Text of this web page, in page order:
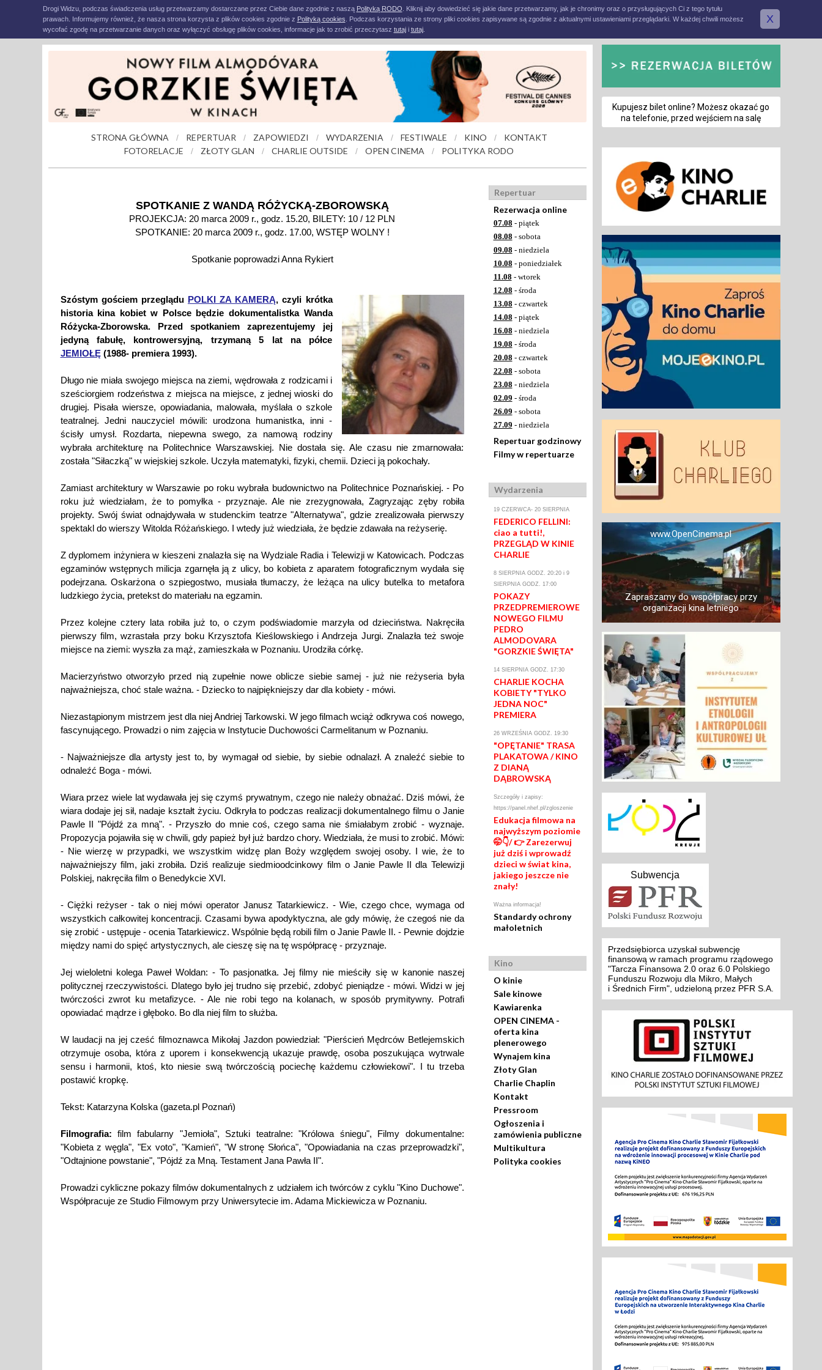
Drogi Widzu, podczas świadczenia usług przetwarzamy dostarczane przez Ciebie dane zgodnie z naszą Polityką RODO . Kliknij aby dowiedzieć się jakie dane przetwarzamy, jak je chronimy oraz o przysługujących Ci z tego tytułu
prawach. Informujemy również, że nasza strona korzysta z plików cookies zgodnie z Polityką cookies . Podczas korzystania ze strony pliki cookies zapisywane są zgodnie z aktualnymi ustawieniami przeglądarki. W każdej chwili możesz
wycofać zgodę na przetwarzanie danych oraz wyłączyć obsługę plików cookies, informacje jak to zrobić przeczytasz tutaji tutaj.
X
STRONA GŁÓWNA / REPERTUAR / ZAPOWIEDZI / WYDARZENIA / FESTIWALE / KINO /
KONTAKT
FOTORELACJE
/ ZŁOTY GLAN / CHARLIE OUTSIDE / OPEN CINEMA / POLITYKA RODO
SPOTKANIE Z WANDĄ RÓŻYCKĄ-ZBOROWSKĄ
PROJEKCJA: 20 marca 2009 r., godz. 15.20, BILETY: 10 / 12 PLN
SPOTKANIE: 20 marca 2009 r., godz. 17.00, WSTĘP WOLNY !
Spotkanie poprowadzi Anna Rykiert
Szóstym gościem przeglądu POLKI ZA KAMERĄ, czyli krótka
historia kina kobiet w Polsce będzie dokumentalistka Wanda
Różycka-Zborowska. Przed spotkaniem zaprezentujemy jej
jedyną fabułę, kontrowersyjną, trzymaną 5 lat na półce
JEMIOŁĘ(1988- premiera 1993).
Długo nie miała swojego miejsca na ziemi, wędrowała z rodzicami i
sześciorgiem rodzeństwa z miejsca na miejsce, z jednej wioski do
drugiej. Pisała wiersze, opowiadania, malowała, myślała o szkole
teatralnej. Jedni nauczyciel mówili: urodzona humanistka, inni -
ścisły umysł. Rozdarta, niepewna swego, za namową rodziny
wybrała architekturę na Politechnice Warszawskiej. Nie dostała się. Ale czasu nie zmarnowała:
została "Siłaczką" w wiejskiej szkole. Uczyła matematyki, fizyki, chemii. Dzieci ją pokochały.
Zamiast architektury w Warszawie po roku wybrała budownictwo na Politechnice Poznańskiej. - Po
roku już wiedziałam, że to pomyłka - przyznaje. Ale nie zrezygnowała, Zagryzając zęby robiła
projekty. Swój świat odnajdywała w studenckim teatrze "Alternatywa", gdzie zrealizowała pierwszy
spektakl do wierszy Witolda Różańskiego. I wtedy już wiedziała, że będzie zdawała na reżyserię.
Z dyplomem inżyniera w kieszeni znalazła się na Wydziale Radia i Telewizji w Katowicach. Podczas
egzaminów wstępnych milicja zgarnęła ją z ulicy, bo kobieta z aparatem fotograficznym wydała się
podejrzana. Oskarżona o szpiegostwo, musiała tłumaczy, że leżąca na ulicy butelka to metafora
ludzkiego życia, pretekst do materiału na egzamin.
Przez kolejne cztery lata robiła już to, o czym podświadomie marzyła od dzieciństwa. Nakręciła
pierwszy film, wzrastała przy boku Krzysztofa Kieślowskiego i Andrzeja Jurgi. Znalazła też swoje
miejsce na ziemi: wyszła za mąż, zamieszkała w Poznaniu. Urodziła córkę.
Macierzyństwo otworzyło przed nią zupełnie nowe oblicze siebie samej - już nie reżyseria była
najważniejsza, choć stale ważna. - Dziecko to najpiękniejszy dar dla kobiety - mówi.
Niezastąpionym mistrzem jest dla niej Andriej Tarkowski. W jego filmach wciąż odkrywa coś nowego,
fascynującego. Prowadzi o nim zajęcia w Instytucie Duchowości Carmelitanum w Poznaniu.
- Najważniejsze dla artysty jest to, by wymagał od siebie, by siebie odnalazł. A znaleźć siebie to
odnaleźć Boga - mówi.
Wiara przez wiele lat wydawała jej się czymś prywatnym, czego nie należy obnażać. Dziś mówi, że
wiara dodaje jej sił, nadaje kształt życiu. Odkryła to podczas realizacji dokumentalnego filmu o Janie
Pawle II "Pójdź za mną". - Przyszło do mnie coś, czego sama nie śmiałabym zrobić - wyznaje.
Propozycja pojawiła się w chwili, gdy papież był już bardzo chory. Wiedziała, że musi to zrobić. Mówi:
- Nie wierzę w przypadki, we wszystkim widzę plan Boży względem swojej osoby. I wie, że to
najważniejszy film, jaki zrobiła. Dziś realizuje siedmioodcinkowy film o Janie Pawle II dla Telewizji
Polskiej, nakręciła film o Benedykcie XVI.
- Ciężki reżyser - tak o niej mówi operator Janusz Tatarkiewicz. - Wie, czego chce, wymaga od
wszystkich całkowitej koncentracji. Czasami bywa apodyktyczna, ale gdy mówię, że czegoś nie da
się zrobić - ustępuje - ocenia Tatarkiewicz. Wspólnie będą robili film o Janie Pawle II. - Pewnie dojdzie
między nami do spięć artystycznych, ale cieszę się na tę współpracę - przyznaje.
Jej wieloletni kolega Paweł Woldan: - To pasjonatka. Jej filmy nie mieściły się w kanonie naszej
politycznej rzeczywistości. Dlatego było jej trudno się przebić, zdobyć pieniądze - mówi. Widzi w jej
twórczości zwrot ku metafizyce. - Ale nie robi tego na kolanach, w sposób prymitywny. Potrafi
opowiadać mądrze i głęboko. Bo dla niej film to służba.
W laudacji na jej cześć filmoznawca Mikołaj Jazdon powiedział: "Pierścień Mędrców Betlejemskich
otrzymuje osoba, która z uporem i konsekwencją ukazuje prawdę, osoba poszukująca wytrwale
sensu i harmonii, ktoś, kto niesie swą twórczością pociechę każdemu człowiekowi". I tu trzeba
postawić kropkę.
Tekst: Katarzyna Kolska (gazeta.pl Poznań)
Filmografia: film fabularny "Jemioła", Sztuki teatralne: "Królowa śniegu", Filmy dokumentalne:
"Kobieta z węgla", "Ex voto", "Kamień", "W stronę Słońca", "Opowiadania na czas przeprowadzki",
"Odtajnione powstanie", "Pójdź za Mną. Testament Jana Pawła II".
Prowadzi cykliczne pokazy filmów dokumentalnych z udziałem ich twórców z cyklu "Kino Duchowe".
Współpracuje ze Studio Filmowym przy Uniwersytecie im. Adama Mickiewicza w Poznaniu.
Repertuar
Rezerwacja online
07.08 - piątek
08.08 - sobota
09.08 - niedziela
10.08 - poniedziałek
11.08 - wtorek
12.08 - środa
13.08 - czwartek
14.08 - piątek
16.08 - niedziela
19.08 - środa
20.08 - czwartek
22.08 - sobota
23.08 - niedziela
02.09 - środa
26.09 - sobota
27.09 - niedziela
Repertuar godzinowy
Filmy w repertuarze
Wydarzenia
19 CZERWCA- 20 SIERPNIA
FEDERICO FELLINI:
ciao a tutti!,
PRZEGLĄD W KINIE
CHARLIE
8 SIERPNIA GODZ. 20:20 i 9
SIERPNIA GODZ. 17:00
POKAZY
PRZEDPREMIEROWE
NOWEGO FILMU
PEDRO
ALMODOVARA
"GORZKIE ŚWIĘTA"
14 SIERPNIA GODZ. 17:30
CHARLIE KOCHA
KOBIETY "TYLKO
JEDNA NOC"
PREMIERA
26 WRZEŚNIA GODZ. 19:30
"OPĘTANIE" TRASA
PLAKATOWA / KINO
Z DIANĄ
DĄBROWSKĄ
Szczegóły i zapisy:
https://panel.nhef.pl/zgloszenie
Edukacja filmowa na
najwyższym poziomie
🤭👇/ 👉 Zarezerwuj
już dziś i wprowadź
dzieci w świat kina,
jakiego jeszcze nie
znały!
Ważna informacja!
Standardy ochrony
małoletnich
Kino
O kinie
Sale kinowe
Kawiarenka
OPEN CINEMA -
oferta kina
plenerowego
Wynajem kina
Złoty Glan
Charlie Chaplin
Kontakt
Pressroom
Ogłoszenia i
zamówienia publiczne
Multikultura
Polityka cookies
Kupujesz bilet online? Możesz okazać go
na telefonie, przed wejściem na salę
www.OpenCinema.pl
Zapraszamy do współpracy przy
organizacji kina letniego
Subwencja
Przedsiębiorca uzyskał subwencję
finansową w ramach programu rządowego
"Tarcza Finansowa 2.0 oraz 6.0 Polskiego
Funduszu Rozwoju dla Mikro, Małych
i Średnich Firm", udzieloną przez PFR S.A.